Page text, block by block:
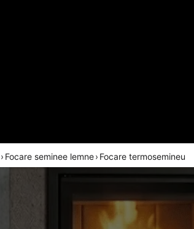
› Focare seminee lemne› Focare termosemineu